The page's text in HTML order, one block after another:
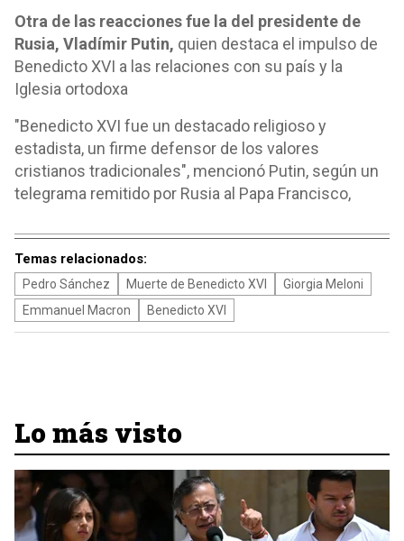
Otra de las reacciones fue la del presidente de
Rusia, Vladímir Putin, quien destaca el impulso de
Benedicto XVI a las relaciones con su país y la
Iglesia ortodoxa
"Benedicto XVI fue un destacado religioso y
estadista, un firme defensor de los valores
cristianos tradicionales", mencionó Putin, según un
telegrama remitido por Rusia al Papa Francisco,
Temas relacionados:
Pedro Sánchez Muerte de Benedicto XVI
Giorgia Meloni
Emmanuel Macron
Benedicto XVI
Lo más visto